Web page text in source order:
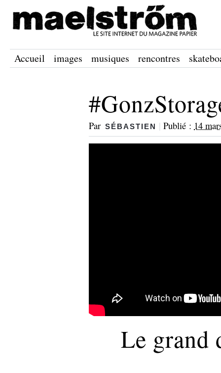
Accueil images musiques rencontres
Par SÉBASTIEN | Publié : 14
Le grand